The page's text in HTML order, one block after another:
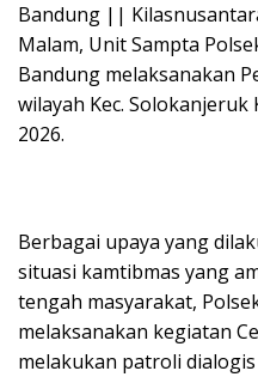
Bandung ||
Malam, Unit Sampta
Bandung melaksanakan
wilayah Kec. Solokanjeruk
2026.
Berbagai upaya yang
situasi kamtibmas yang
tengah masyarakat,
melaksanakan kegiatan
melakukan patroli